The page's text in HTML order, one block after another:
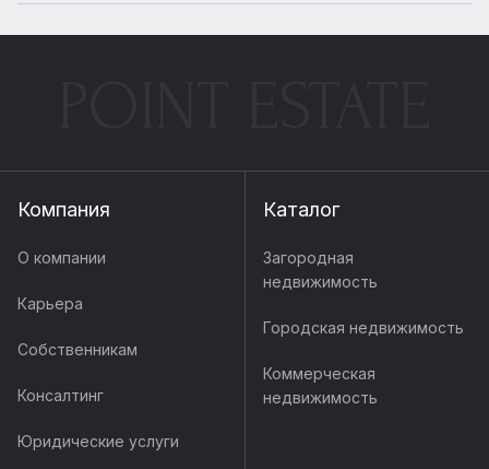
Компания
О компании
Карьера
Собственникам
Консалтинг
Юридические услуги
Каталог
Загородная
недвижимость
Городская недвижимость
Коммерческая
недвижимость